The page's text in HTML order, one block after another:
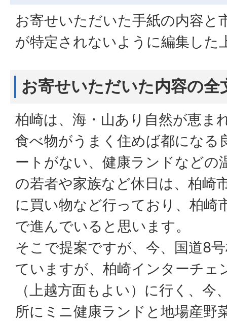
お寄せいただいた手紙の内容と
が特定されないように編集した
お寄せいただいた内容の全
柏崎は、海・山あり自然が恵ま
食べ物がうまく住めば都になる
ートがない、健康ランドなどの
の若者や家族など休日は、柏崎
に買い物など行っており、柏崎
で進んでいると思います。
そこで提案ですが、今、国道8
ていますが、柏崎インターチェ
（上越方面もよい）に行く、
所にミニ健康ランドと地場産野